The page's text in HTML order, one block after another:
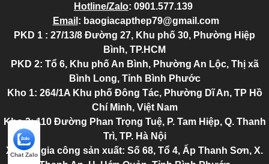
Hotline/Zalo: 0901.577.139
Email : baogiacapthep79@gmail.com
PKD 1 : 27/13/8 Đường 27, Khu phố 30, Phường Hiệp
Bình, TP.HCM
PKD 2: Tổ 6, Khu phố An Bình, Phường An Lộc, Thị xã
Bình Long, Tỉnh Bình Phước
Kho 1: 264/1A Khu phố Đông Tác, Phường Dĩ An, TP Hồ
Chí Minh, Việt Nam
Kho 2: 110 Đường Phan Trọng Tuệ, P. Tam Hiệp, Q. Thanh
Trì, TP. Hà Nội
Xưởng gia công sản xuất: Số 68, Tổ 4, Ấp Thanh Sơn, X.
Chat Zalo